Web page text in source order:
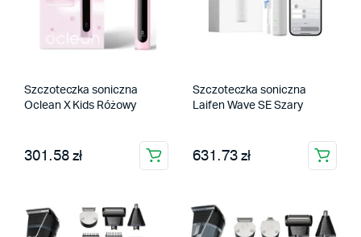
Szczoteczka soniczna
Oclean X Kids Różowy
301.58 zł
Szczoteczka soniczna
Laifen Wave SE Szary
631.73 zł